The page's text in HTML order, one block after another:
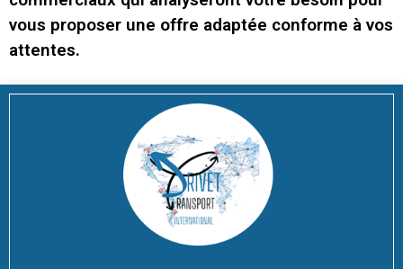
vous proposer une offre adaptée conforme à vos
attentes.